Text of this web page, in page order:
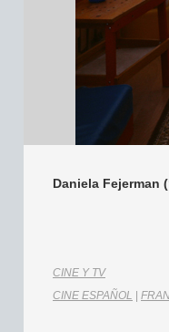
Daniela Fejerman
CINE Y TV
CINE ESPAÑOL